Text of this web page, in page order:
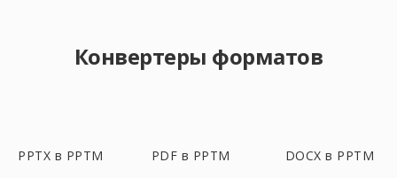
Конвертеры форматов
PPTX в PPTM PDF в PPTM DOCX в PPTM